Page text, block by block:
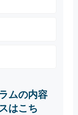
ムの内容
はこち